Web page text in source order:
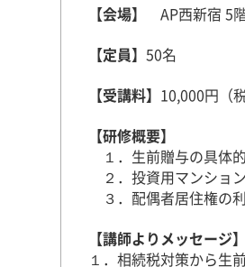
【会場】
AP西新宿 5
【定員】50名
【受講料】 10,000円（税
【研修概要】
１．生前贈与の具体
２．投資用マンショ
３．配偶者居住権の
【講師よりメッセージ】
１．相続税対策から生